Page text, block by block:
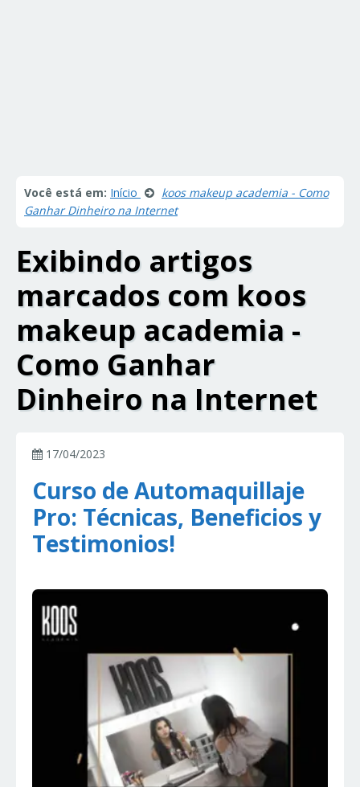
Você está em: Início
koos makeup academia - Como
Ganhar Dinheiro na Internet
Exibindo artigos
marcados com koos
makeup academia -
Como Ganhar
Dinheiro na Internet
17/04/2023
Curso de Automaquillaje
Pro: Técnicas, Beneficios y
Testimonios!